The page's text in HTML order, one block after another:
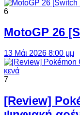
6
MotoGP 26
13 Μάι 2026 8:00 μμ
7
[Review]